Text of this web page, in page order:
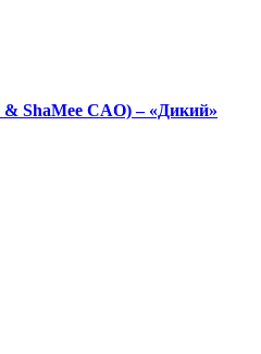
CAO) – «Дикий»